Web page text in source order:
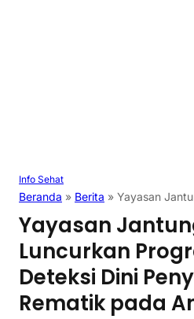
Info Sehat
Beranda » Berita » Yayasan
Yayasan
Luncurkan
Deteksi Dini
Rematik pada